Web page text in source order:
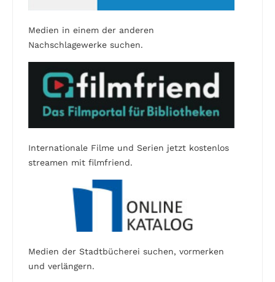
Medien in einem der anderen
Nachschlagewerke suchen.
Internationale Filme und Serien jetzt kostenlos
streamen mit filmfriend.
Medien der Stadtbücherei suchen, vormerken
und verlängern.